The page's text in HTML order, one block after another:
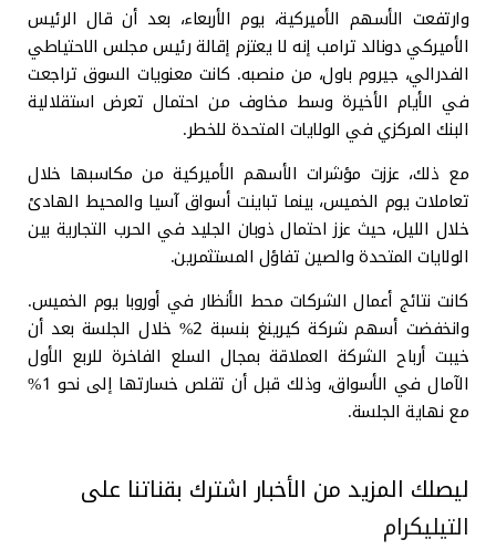
وارتفعت الأسهم الأميركية، يوم الأربعاء، بعد أن قال الرئيس
الأميركي دونالد ترامب إنه لا يعتزم إقالة رئيس مجلس الاحتياطي
الفدرالي، جيروم باول، من منصبه. كانت معنويات السوق تراجعت
في الأيام الأخيرة وسط مخاوف من احتمال تعرض استقلالية
البنك المركزي في الولايات المتحدة للخطر.
مع ذلك، عززت مؤشرات الأسهم الأميركية من مكاسبها خلال
تعاملات يوم الخميس، بينما تباينت أسواق آسيا والمحيط الهادئ
خلال الليل، حيث عزز احتمال ذوبان الجليد في الحرب التجارية بين
الولايات المتحدة والصين تفاؤل المستثمرين.
كانت نتائج أعمال الشركات محط الأنظار في أوروبا يوم الخميس.
وانخفضت أسهم شركة كيرينغ بنسبة 2% خلال الجلسة بعد أن
خيبت أرباح الشركة العملاقة بمجال السلع الفاخرة للربع الأول
الآمال في الأسواق، وذلك قبل أن تقلص خسارتها إلى نحو 1%
مع نهاية الجلسة.
ليصلك المزيد من الأخبار اشترك بقناتنا على
التيليكرام